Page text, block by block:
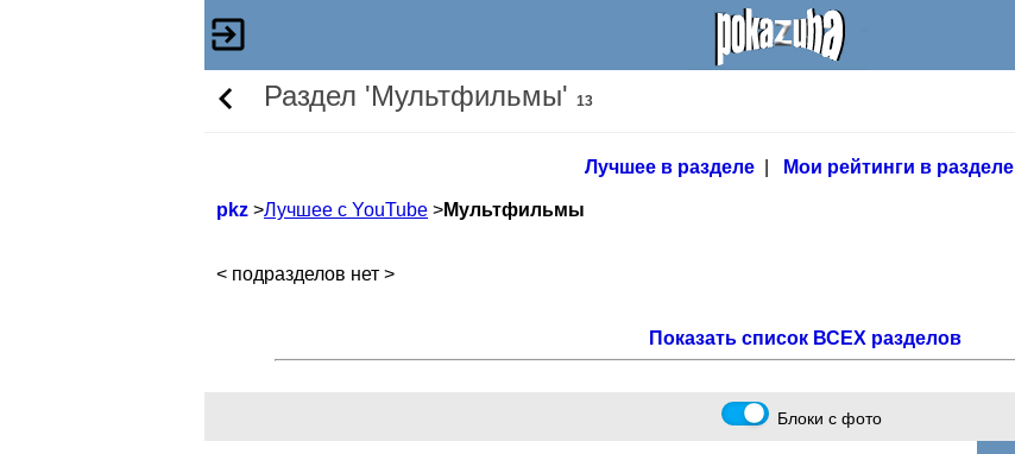
Раздел 'Мультфильмы' 13
Лучшее в разделе| Мои рейтинги в разделе
pkz >Лучшее с YouTube >Мультфильмы
< подразделов нет >
Показать список ВСЕХ разделов
Блоки с фото